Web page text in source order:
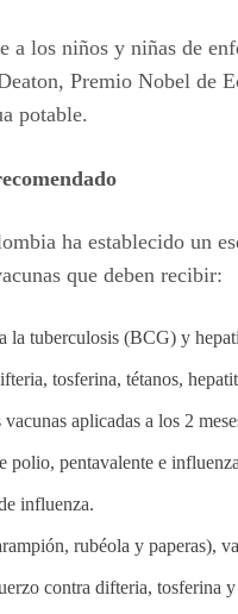
a los niños y niñas de
Premio Nobel
potable.
ha establecido un
que deben recibir:
la tuberculosis (BCG) y
tosferina, tétanos,
aplicadas a los 2
polio, pentavalente e
influenza.
rubéola y paperas),
contra difteria, tosferina